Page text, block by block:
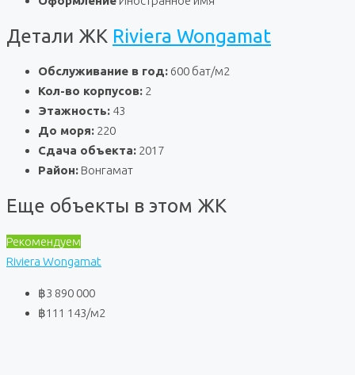
Детали ЖК Riviera Wongamat
Обслуживание в год: 600 бат/м2
Кол-во корпусов: 2
Этажность: 43
До моря: 220
Сдача объекта: 2017
Район: Вонгамат
Еще объекты в этом ЖК
Рекомендуем
Riviera Wongamat
฿3 890 000
฿111 143/м2